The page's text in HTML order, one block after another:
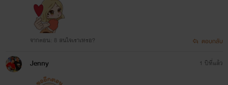
จากตอน: 8 สนใจเราเหรอ? ตอบกลับ
Jenny 1 ปีที่แล้ว